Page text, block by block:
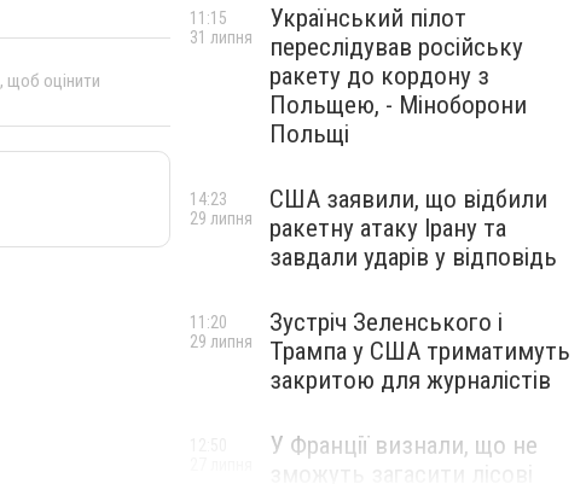
, щоб оцінити
Український пілот
переслідував російську
ракету до кордону з
Польщею, - Міноборони
Польщі
11:15
31 липня
США заявили, що відбили
ракетну атаку Ірану та
завдали ударів у відповідь
14:23
29 липня
Зустріч Зеленського і
Трампа у США триматимуть
закритою для журналістів
11:20
29 липня
У Франції визнали, що не